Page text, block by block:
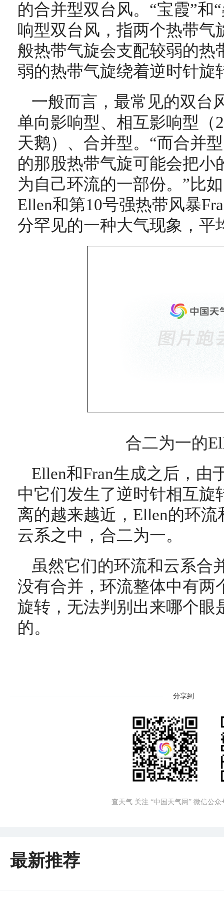
的合并型双台风。“宝霞”和
响型双台风，指两个热带气
般热带气旋会支配较弱的热
弱的热带气旋绕着逆时针旋
一般而言，最常见的双台
单向影响型、相互影响型（
天鹅）、合并型。“而合并
的那股热带气旋可能会把小
为自己环流的一部份。”比
Ellen和第10号强热带风暴
分罕见的一种大气现象，平
合二为一的
Ellen和Fran生成之后，由
中它们发生了逆时针相互旋
离的越来越近，Ellen的环
云系之中，合二为一。
虽然它们的环流和云系合
没有合并，环流整体中有两
旋转，无法判别出来哪个眼
的。
分享到
查天气 关注 “中国天气网” 微信公众
最新推荐